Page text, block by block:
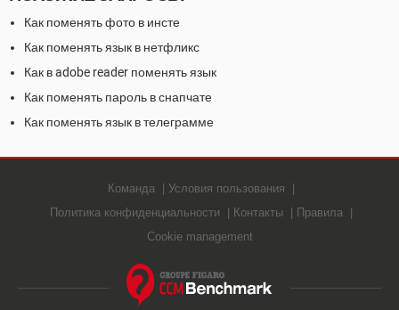
Как поменять фото в инсте
Как поменять язык в нетфликс
Как в adobe reader поменять язык
Как поменять пароль в снапчате
Как поменять язык в телеграмме
Команда
Условия пользования
Политика конфиденциальности
Контакты
Правила
Cookie management